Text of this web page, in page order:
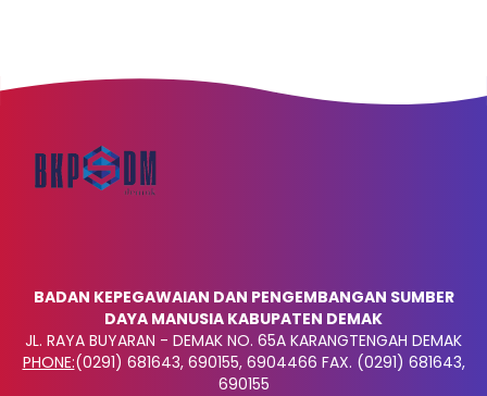
BADAN KEPEGAWAIAN DAN PENGEMBANGAN SUMBER
DAYA MANUSIA KABUPATEN DEMAK
JL. RAYA BUYARAN - DEMAK NO. 65A KARANGTENGAH DEMAK
PHONE:(0291) 681643, 690155, 6904466 FAX. (0291) 681643,
690155